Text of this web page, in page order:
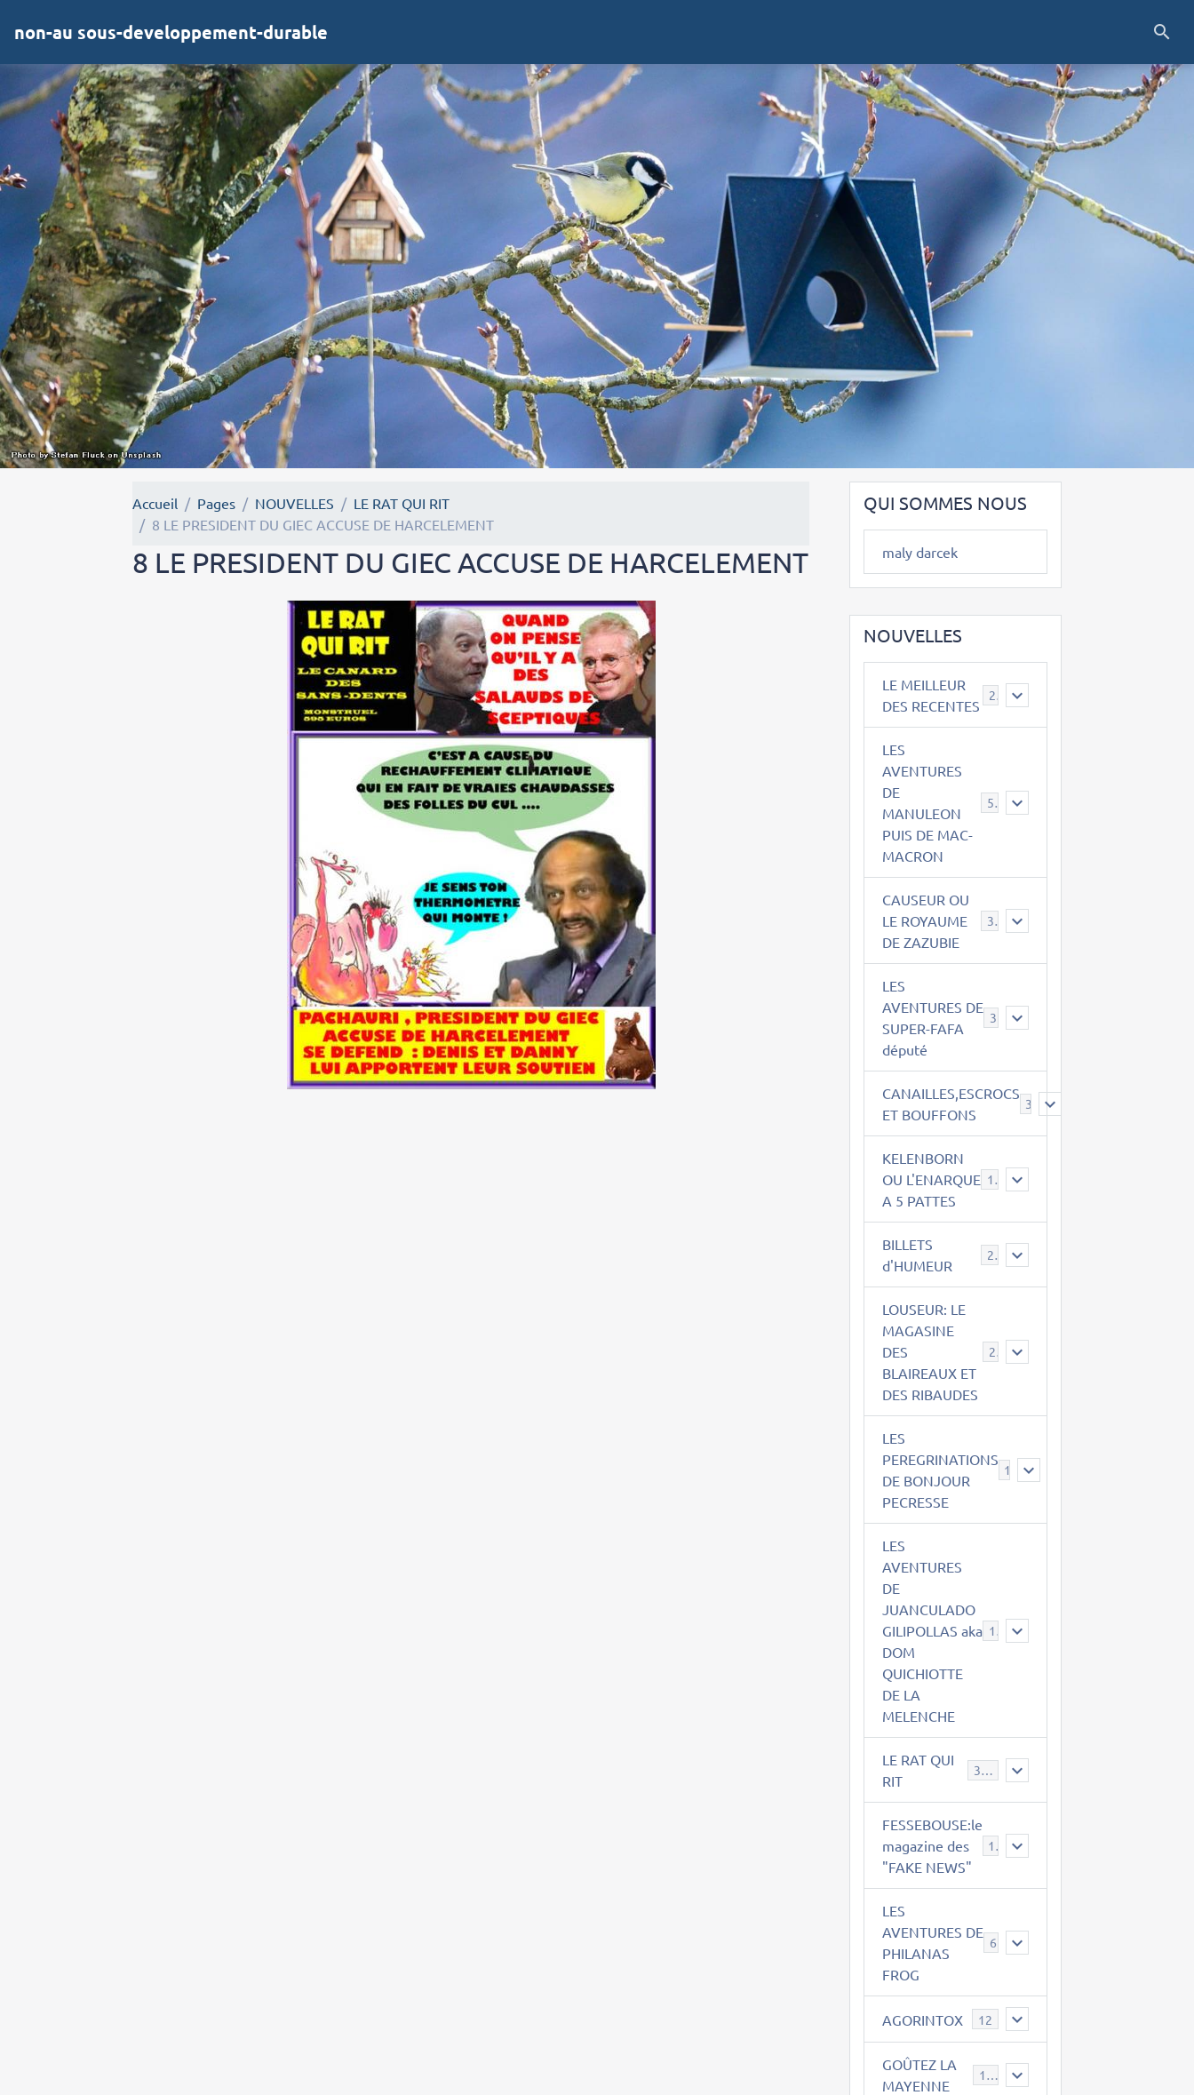
non-au sous-developpement-durable
Accueil Pages NOUVELLES
LE RAT QUI RIT
8 LE PRESIDENT DU GIEC ACCUSE DE HARCELEMENT
8 LE PRESIDENT DU GIEC ACCUSE DE HARCELEMENT
QUI SOMMES NOUS
maly darcek
NOUVELLES
LE MEILLEUR
DES RECENTES
2
LES
AVENTURES
DE
MANULEON
PUIS DE MAC-
MACRON
543
CAUSEUR OU
LE ROYAUME
DE ZAZUBIE
38
LES
AVENTURES DE
SUPER-FAFA
député
CANAILLES,ESCROCS
ET BOUFFONS
385
KELENBORN
OU L'ENARQUE
A 5 PATTES
14
BILLETS
d'HUMEUR
2
LOUSEUR: LE
MAGASINE
DES
BLAIREAUX ET
DES RIBAUDES
21
LES
PEREGRINATIONS
DE BONJOUR
PECRESSE
14
LES
AVENTURES
DE
JUANCULADO
GILIPOLLAS aka
DOM
QUICHIOTTE
DE LA
MELENCHE
119
LE RAT QUI
RIT
395
FESSEBOUSE:le
magazine des
"FAKE NEWS"
19
LES
AVENTURES DE
PHILANAS
FROG
AGORINTOX 12
GOÛTEZ LA
MAYENNE
189